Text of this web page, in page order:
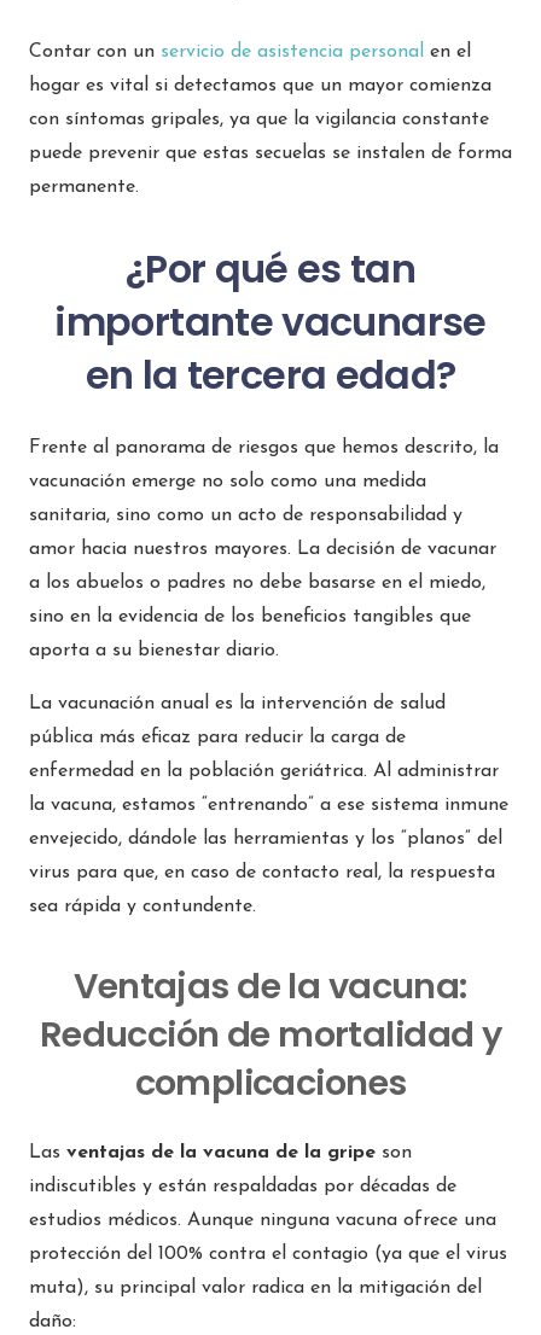
Contar con un servicio de asistencia personal en el
hogar es vital si detectamos que un mayor comienza
con síntomas gripales, ya que la vigilancia constante
puede prevenir que estas secuelas se instalen de forma
permanente.
¿Por qué es tan
importante vacunarse
en la tercera edad?
Frente al panorama de riesgos que hemos descrito, la
vacunación emerge no solo como una medida
sanitaria, sino como un acto de responsabilidad y
amor hacia nuestros mayores. La decisión de vacunar
a los abuelos o padres no debe basarse en el miedo,
sino en la evidencia de los beneficios tangibles que
aporta a su bienestar diario.
La vacunación anual es la intervención de salud
pública más eficaz para reducir la carga de
enfermedad en la población geriátrica. Al administrar
la vacuna, estamos “entrenando” a ese sistema inmune
envejecido, dándole las herramientas y los “planos” del
virus para que, en caso de contacto real, la respuesta
sea rápida y contundente.
Ventajas de la vacuna:
Reducción de mortalidad y
complicaciones
Las ventajas de la vacuna de la gripe son
indiscutibles y están respaldadas por décadas de
estudios médicos. Aunque ninguna vacuna ofrece una
protección del 100% contra el contagio (ya que el virus
muta), su principal valor radica en la mitigación del
daño: